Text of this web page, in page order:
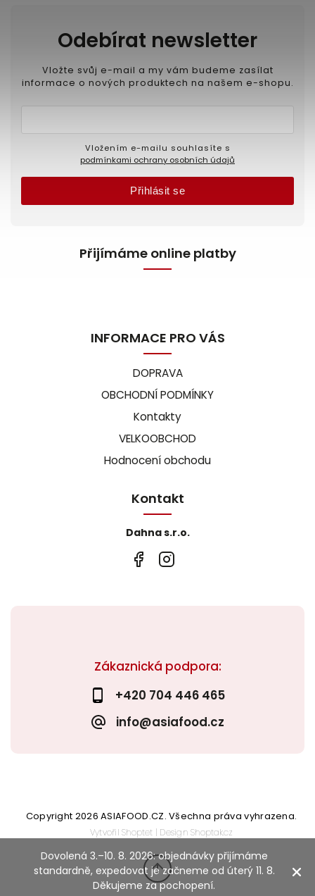
Dovolená 3.–10. 8. 2026: objednávky přijímáme
standardně, expedovat je začneme od úterý 11. 8.
Děkujeme za pochopení.
Zákaznická podpora:
+420 704 446 465
info@asiafood.cz
Odebírat newsletter
Vložte svůj e-mail a my vám budeme zasílat
informace o nových produktech na našem e-shopu.
podmínkami ochrany osobních údajů
Přihlásit se
Přijímáme online platby
INFORMACE PRO VÁS
DOPRAVA
OBCHODNÍ PODMÍNKY
Kontakty
VELKOOBCHOD
Hodnocení obchodu
Kontakt
Dahna s.r.o.
Copyright 2026ASIAFOOD.CZ. Všechna práva vyhrazena.
VytvořilShoptet | DesignShoptak.cz